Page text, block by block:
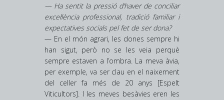
— Ha sentit la pressió d’haver de conciliar
excel·lència professional, tradició familiar i
expectatives socials pel fet de ser dona?
— En el món agrari, les dones sempre hi
han sigut, però no se les veia perquè
sempre estaven a l’ombra. La meva àvia,
per exemple, va ser clau en el naixement
del celler fa més de 20 anys [Espelt
Viticultors]. I les meves besàvies eren les